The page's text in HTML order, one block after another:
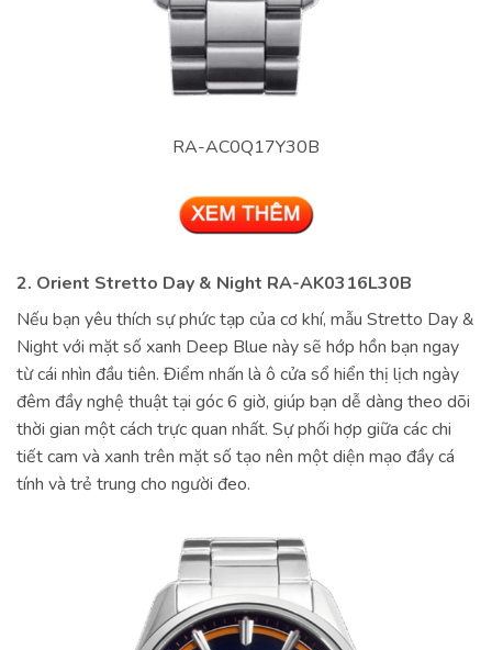
RA-AC0Q17Y30B
2. Orient Stretto Day & Night RA-AK0316L30B
Nếu bạn yêu thích sự phức tạp của cơ khí, mẫu Stretto Day &
Night với mặt số xanh Deep Blue này sẽ hớp hồn bạn ngay
từ cái nhìn đầu tiên. Điểm nhấn là ô cửa sổ hiển thị lịch ngày
đêm đầy nghệ thuật tại góc 6 giờ, giúp bạn dễ dàng theo dõi
thời gian một cách trực quan nhất. Sự phối hợp giữa các chi
tiết cam và xanh trên mặt số tạo nên một diện mạo đầy cá
tính và trẻ trung cho người đeo.